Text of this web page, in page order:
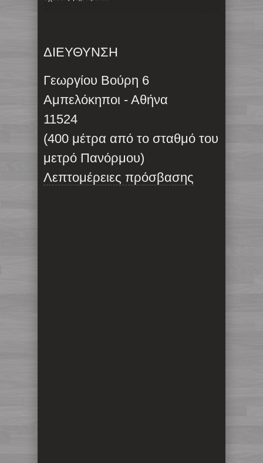
ΔΙΕΥΘΥΝΣΗ
Γεωργίου Βούρη 6
Αμπελόκηποι - Αθήνα
11524
(400 μέτρα από το σταθμό του
μετρό Πανόρμου)
Λεπτομέρειες πρόσβασης